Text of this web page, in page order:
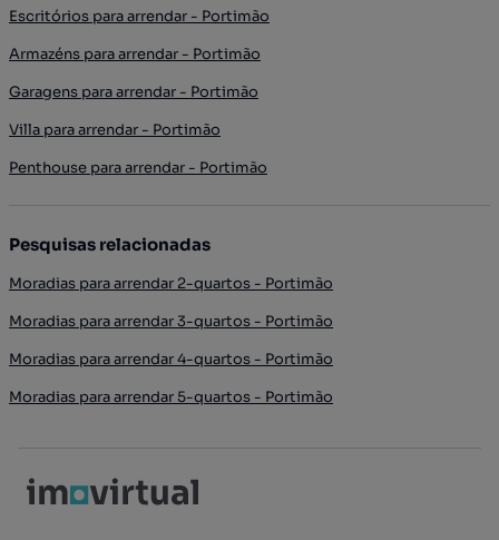
Escritórios para arrendar - Portimão
Armazéns para arrendar - Portimão
Garagens para arrendar - Portimão
Villa para arrendar - Portimão
Penthouse para arrendar - Portimão
Pesquisas relacionadas
Moradias para arrendar 2-quartos - Portimão
Moradias para arrendar 3-quartos - Portimão
Moradias para arrendar 4-quartos - Portimão
Moradias para arrendar 5-quartos - Portimão